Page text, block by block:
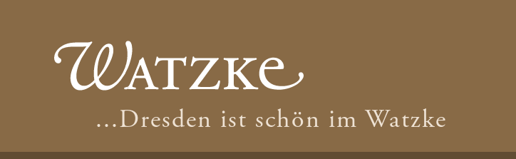
...Dresden ist schön im Watzke